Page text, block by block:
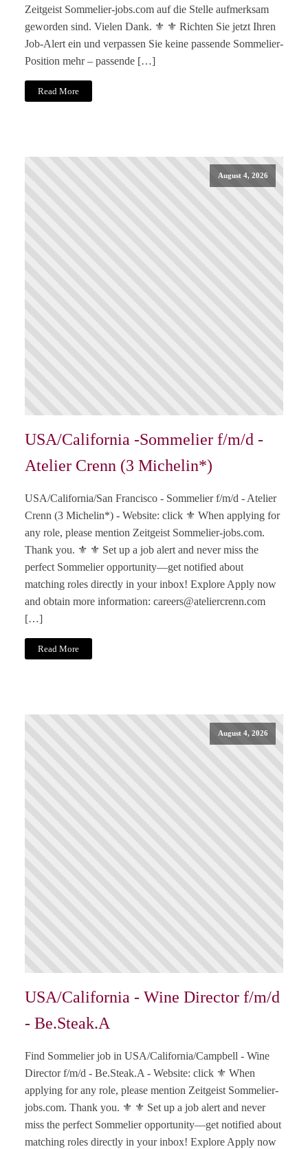
Zeitgeist Sommelier-jobs.com auf die Stelle aufmerksam
geworden sind. Vielen Dank. ⚜️ ⚜️ Richten Sie jetzt Ihren
Job-Alert ein und verpassen Sie keine passende Sommelier-
Position mehr – passende […]
Read More
August 4, 2026
USA/California -Sommelier f/m/d -
Atelier Crenn (3 Michelin*)
USA/California/San Francisco - Sommelier f/m/d - Atelier
Crenn (3 Michelin*) - Website: click ⚜️ When applying for
any role, please mention Zeitgeist Sommelier-jobs.com.
Thank you. ⚜️ ⚜️ Set up a job alert and never miss the
perfect Sommelier opportunity—get notified about
matching roles directly in your inbox! Explore Apply now
and obtain more information: careers@ateliercrenn.com
[…]
Read More
August 4, 2026
USA/California - Wine Director f/m/d
- Be.Steak.A
Find Sommelier job in USA/California/Campbell - Wine
Director f/m/d - Be.Steak.A - Website: click ⚜️ When
applying for any role, please mention Zeitgeist Sommelier-
jobs.com. Thank you. ⚜️ ⚜️ Set up a job alert and never
miss the perfect Sommelier opportunity—get notified about
matching roles directly in your inbox! Explore Apply now